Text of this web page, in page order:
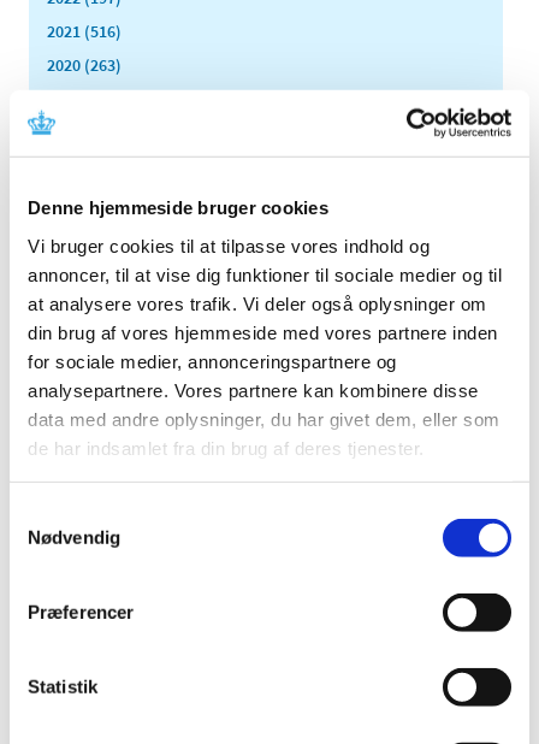
Denne hjemmeside bruger cookies
Vi bruger cookies til at tilpasse vores indhold og
annoncer, til at vise dig funktioner til sociale medier og til
at analysere vores trafik. Vi deler også oplysninger om
din brug af vores hjemmeside med vores partnere inden
for sociale medier, annonceringspartnere og
analysepartnere. Vores partnere kan kombinere disse
data med andre oplysninger, du har givet dem, eller som
de har indsamlet fra din brug af deres tjenester.
Nødvendig
Præferencer
Statistik
2021 (516)
2020 (263)
2018 (150)
2016 (167)
2014 (44)
2013 (49)
2012 (44)
december (2)
november (6)
oktober (4)
september (7)
juni (3)
april (3)
februar (3)